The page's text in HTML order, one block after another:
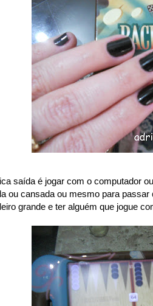
saída é jogar com o computador
ou cansada ou mesmo para
grande e ter alguém que jogue